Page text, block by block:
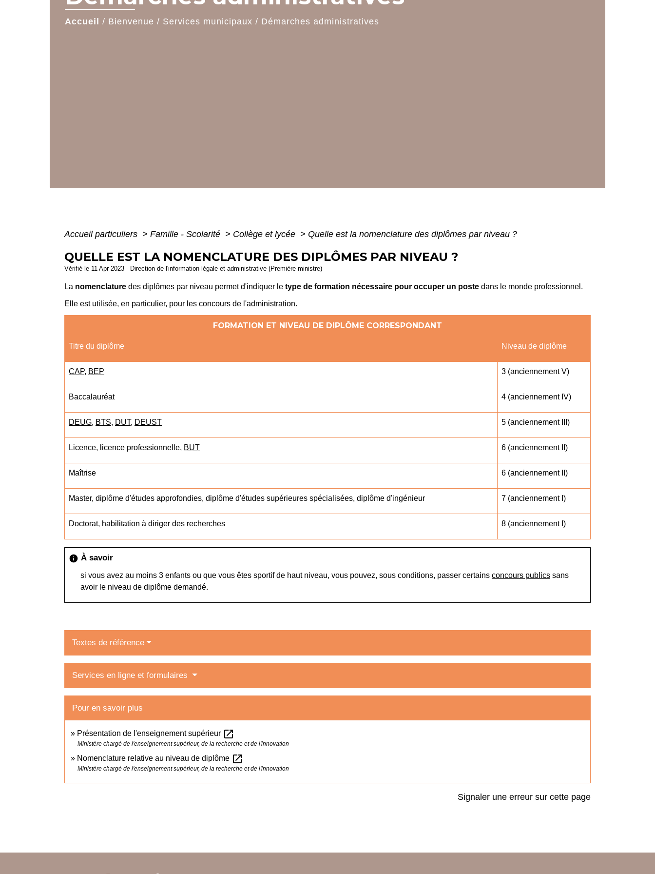
Accueil / Bienvenue / Services municipaux / Démarches administratives
Accueil particuliers > Famille - Scolarité > Collège et lycée > Quelle est la nomenclature des diplômes par niveau ?
QUELLE EST LA NOMENCLATURE DES DIPLÔMES PAR NIVEAU ?
Vérifié le 11 Apr 2023 - Direction de l'information légale et administrative (Première ministre)
La nomenclature des diplômes par niveau permet d'indiquer le type de formation nécessaire pour occuper un poste dans le monde professionnel.
Elle est utilisée, en particulier, pour les concours de l'administration.
FORMATION ET NIVEAU DE DIPLÔME CORRESPONDANT
Titre du diplôme Niveau de diplôme
CAP, BEP 3 (anciennement V)
Baccalauréat 4 (anciennement IV)
DEUG, BTS, DUT, DEUST 5 (anciennement III)
Licence, licence professionnelle, BUT 6 (anciennement II)
Maîtrise 6 (anciennement II)
Master, diplôme d'études approfondies, diplôme d'études supérieures spécialisées, diplôme d'ingénieur 7 (anciennement I)
Doctorat, habilitation à diriger des recherches 8 (anciennement I)
info À savoir
si vous avez au moins 3 enfants ou que vous êtes sportif de haut niveau, vous pouvez, sous conditions, passer certains concours publics sans
avoir le niveau de diplôme demandé.
Textes de référence
Services en ligne et formulaires
Pour en savoir plus
Présentation de l'enseignement supérieur open_in_new
Ministère chargé de l'enseignement supérieur, de la recherche et de l'innovation
Nomenclature relative au niveau de diplôme open_in_new
Ministère chargé de l'enseignement supérieur, de la recherche et de l'innovation
Signaler une erreur sur cette page